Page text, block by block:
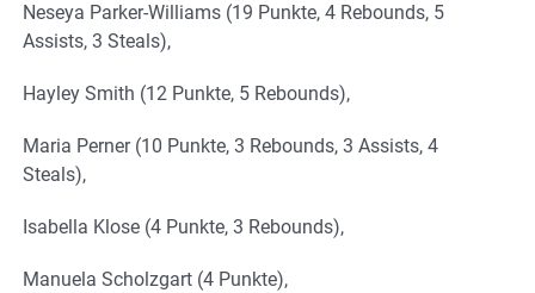
Neseya Parker-Williams (19 Punkte, 4 Rebounds, 5
Assists, 3 Steals),
Hayley Smith (12 Punkte, 5 Rebounds),
Maria Perner (10 Punkte, 3 Rebounds, 3 Assists, 4
Steals),
Isabella Klose (4 Punkte, 3 Rebounds),
Manuela Scholzgart (4 Punkte),